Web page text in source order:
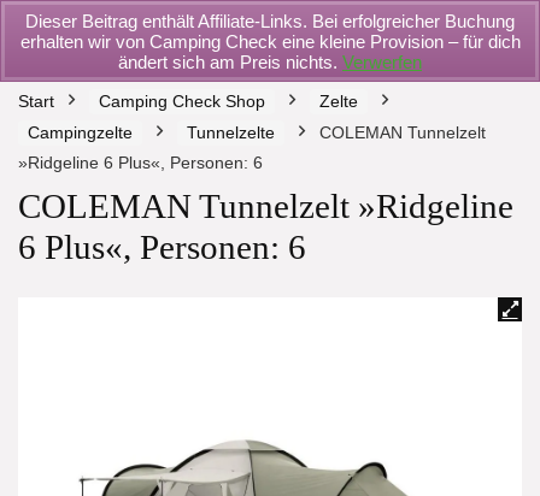
Dieser Beitrag enthält Affiliate-Links. Bei erfolgreicher Buchung
erhalten wir von Camping Check eine kleine Provision – für dich
ändert sich am Preis nichts. Verwerfen
Start Camping Check Shop
Zelte
Campingzelte
Tunnelzelte
COLEMAN Tunnelzelt
»Ridgeline 6 Plus«, Personen: 6
COLEMAN Tunnelzelt »Ridgeline
6 Plus«, Personen: 6